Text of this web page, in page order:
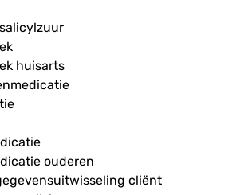
huisarts
ouderen
cliënt